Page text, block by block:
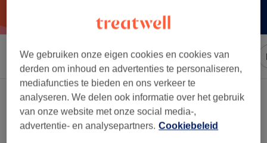
Sorteer op Merken Salons Expresaanbiedingen
2 salons met:
vrouwen - nieuwe coupe in de buurt van Vogelzang, Etterbeek
We gebruiken onze eigen cookies en cookies van
derden om inhoud en advertenties te personaliseren,
mediafuncties te bieden en ons verkeer te
analyseren. We delen ook informatie over het gebruik
van onze website met onze social media-,
advertentie- en analysepartners. Cookiebeleid